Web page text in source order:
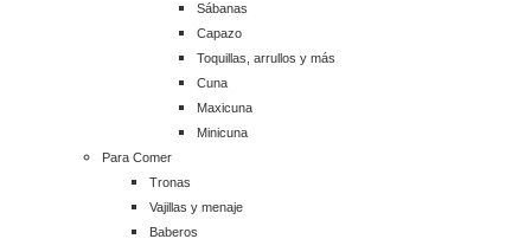
Sábanas
Capazo
Toquillas, arrullos y más
Cuna
Maxicuna
Minicuna
Para Comer
Tronas
Vajillas y menaje
Baberos